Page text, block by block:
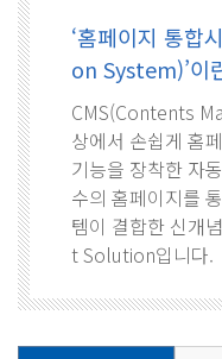
‘홈페이지 통
on System)’이
CMS(Contents
상에서 손쉽게 홈
기능을 장착한 자
수의 홈페이지를
템이 결합한 신개
t Solution입니다.